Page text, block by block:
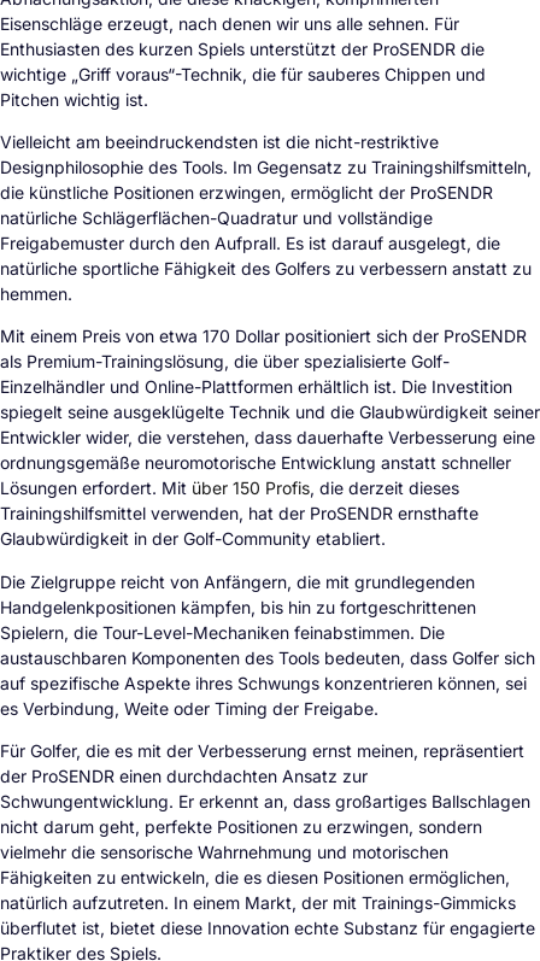
Eisenschläge erzeugt, nach denen wir uns alle sehnen. Für
Enthusiasten des kurzen Spiels unterstützt der ProSENDR die
wichtige „Griff voraus“-Technik, die für sauberes Chippen und
Pitchen wichtig ist.
Vielleicht am beeindruckendsten ist die nicht-restriktive
Designphilosophie des Tools. Im Gegensatz zu Trainingshilfsmitteln,
die künstliche Positionen erzwingen, ermöglicht der ProSENDR
natürliche Schlägerflächen-Quadratur und vollständige
Freigabemuster durch den Aufprall. Es ist darauf ausgelegt, die
natürliche sportliche Fähigkeit des Golfers zu verbessern anstatt zu
hemmen.
Mit einem Preis von etwa 170 Dollar positioniert sich der ProSENDR
als Premium-Trainingslösung, die über spezialisierte Golf-
Einzelhändler und Online-Plattformen erhältlich ist. Die Investition
spiegelt seine ausgeklügelte Technik und die Glaubwürdigkeit seiner
Entwickler wider, die verstehen, dass dauerhafte Verbesserung eine
ordnungsgemäße neuromotorische Entwicklung anstatt schneller
Lösungen erfordert. Mit über 150 Profis, die derzeit dieses
Trainingshilfsmittel verwenden, hat der ProSENDR ernsthafte
Glaubwürdigkeit in der Golf-Community etabliert.
Die Zielgruppe reicht von Anfängern, die mit grundlegenden
Handgelenkpositionen kämpfen, bis hin zu fortgeschrittenen
Spielern, die Tour-Level-Mechaniken feinabstimmen. Die
austauschbaren Komponenten des Tools bedeuten, dass Golfer sich
auf spezifische Aspekte ihres Schwungs konzentrieren können, sei
es Verbindung, Weite oder Timing der Freigabe.
Für Golfer, die es mit der Verbesserung ernst meinen, repräsentiert
der ProSENDR einen durchdachten Ansatz zur
Schwungentwicklung. Er erkennt an, dass großartiges Ballschlagen
nicht darum geht, perfekte Positionen zu erzwingen, sondern
vielmehr die sensorische Wahrnehmung und motorischen
Fähigkeiten zu entwickeln, die es diesen Positionen ermöglichen,
natürlich aufzutreten. In einem Markt, der mit Trainings-Gimmicks
überflutet ist, bietet diese Innovation echte Substanz für engagierte
Praktiker des Spiels.